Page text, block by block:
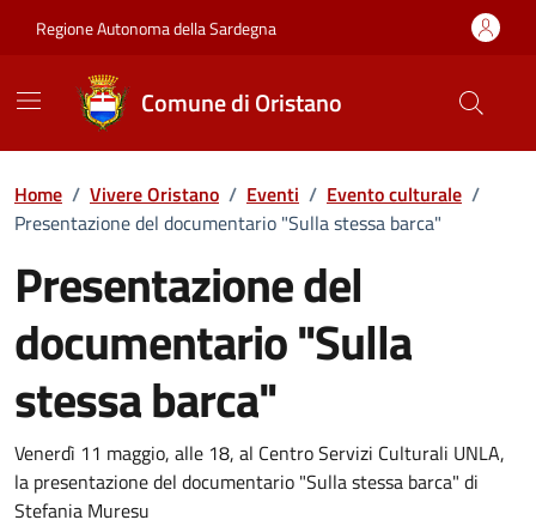
Regione Autonoma della Sardegna
Comune di Oristano
Home / Vivere Oristano / Eventi / Evento culturale /
Presentazione del documentario "Sulla stessa barca"
Presentazione del
documentario "Sulla
stessa barca"
Dettaglio dell'evento
Venerdì 11 maggio, alle 18, al Centro Servizi Culturali UNLA,
la presentazione del documentario "Sulla stessa barca" di
Stefania Muresu